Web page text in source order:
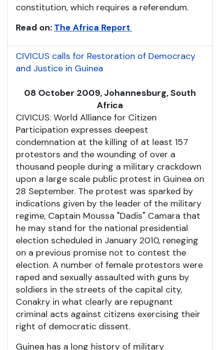
constitution, which requires a referendum.
Read on: The Africa Report
CIVICUS calls for Restoration of Democracy
and Justice in Guinea
08 October 2009, Johannesburg, South
Africa
CIVICUS: World Alliance for Citizen
Participation expresses deepest
condemnation at the killing of at least 157
protestors and the wounding of over a
thousand people during a military crackdown
upon a large scale public protest in Guinea on
28 September. The protest was sparked by
indications given by the leader of the military
regime, Captain Moussa "Dadis" Camara that
he may stand for the national presidential
election scheduled in January 2010, reneging
on a previous promise not to contest the
election. A number of female protestors were
raped and sexually assaulted with guns by
soldiers in the streets of the capital city,
Conakry in what clearly are repugnant
criminal acts against citizens exercising their
right of democratic dissent.
Guinea has a long history of military